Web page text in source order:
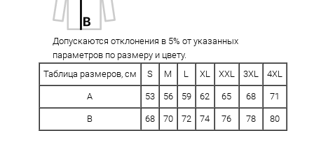
Допускаются отклонения в 5% от указанных
параметров по размеру и цвету.
Таблица размеров, см
S M L XL XXL 3XL 4XL
A 53 56 59 62 65 68 71
B 68 70 72 74 76 78 80